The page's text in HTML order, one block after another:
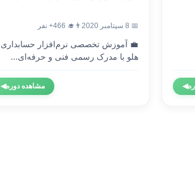
◀
📅 8 سپتامبر 2020 👨‍🎓 466+ نفر
💼 آموزش تخصصی نرم‌افزار حسابداری
هلو با مدرک رسمی فنی و حرفه‌ای...
مشاهده دوره◀